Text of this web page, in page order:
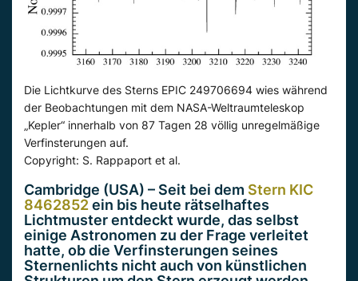
Die Lichtkurve des Sterns EPIC 249706694 wies während
der Beobachtungen mit dem NASA-Weltraumteleskop
„Kepler“ innerhalb von 87 Tagen 28 völlig unregelmäßige
Verfinsterungen auf.
Copyright: S. Rappaport et al.
Cambridge (USA) – Seit bei dem Stern KIC
8462852ein bis heute rätselhaftes
Lichtmuster entdeckt wurde, das selbst
einige Astronomen zu der Frage verleitet
hatte, ob die Verfinsterungen seines
Sternenlichts nicht auch von künstlichen